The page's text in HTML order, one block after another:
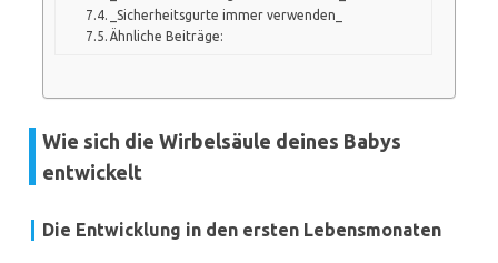
_Sicherheitsgurte immer verwenden_
Ähnliche Beiträge:
Wie sich die Wirbelsäule deines Babys
entwickelt
Die Entwicklung in den ersten Lebensmonaten